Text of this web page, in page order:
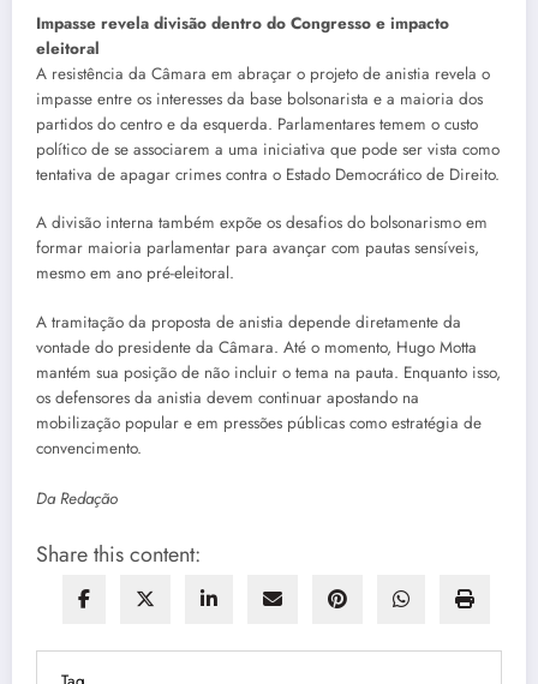
Impasse revela divisão dentro do Congresso e impacto
eleitoral
A resistência da Câmara em abraçar o projeto de anistia revela o
impasse entre os interesses da base bolsonarista e a maioria dos
partidos do centro e da esquerda. Parlamentares temem o custo
político de se associarem a uma iniciativa que pode ser vista como
tentativa de apagar crimes contra o Estado Democrático de Direito.
A divisão interna também expõe os desafios do bolsonarismo em
formar maioria parlamentar para avançar com pautas sensíveis,
mesmo em ano pré-eleitoral.
A tramitação da proposta de anistia depende diretamente da
vontade do presidente da Câmara. Até o momento, Hugo Motta
mantém sua posição de não incluir o tema na pauta. Enquanto isso,
os defensores da anistia devem continuar apostando na
mobilização popular e em pressões públicas como estratégia de
convencimento.
Da Redação
Share this content: